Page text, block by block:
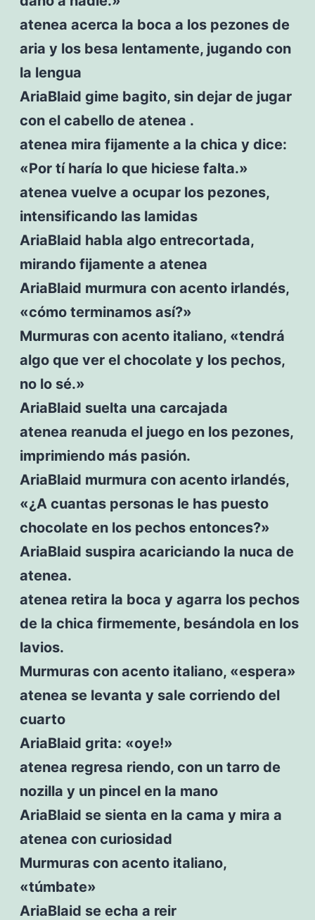
atenea acerca la boca a los pezones de
aria y los besa lentamente, jugando con
la lengua
AriaBlaid gime bagito, sin dejar de jugar
con el cabello de atenea .
atenea mira fijamente a la chica y dice:
«Por tí haría lo que hiciese falta.»
atenea vuelve a ocupar los pezones,
intensificando las lamidas
AriaBlaid habla algo entrecortada,
mirando fijamente a atenea
AriaBlaid murmura con acento irlandés,
«cómo terminamos así?»
Murmuras con acento italiano, «tendrá
algo que ver el chocolate y los pechos,
no lo sé.»
AriaBlaid suelta una carcajada
atenea reanuda el juego en los pezones,
imprimiendo más pasión.
AriaBlaid murmura con acento irlandés,
«¿A cuantas personas le has puesto
chocolate en los pechos entonces?»
AriaBlaid suspira acariciando la nuca de
atenea.
atenea retira la boca y agarra los pechos
de la chica firmemente, besándola en los
lavios.
Murmuras con acento italiano, «espera»
atenea se levanta y sale corriendo del
cuarto
AriaBlaid grita: «oye!»
atenea regresa riendo, con un tarro de
nozilla y un pincel en la mano
AriaBlaid se sienta en la cama y mira a
atenea con curiosidad
Murmuras con acento italiano,
«túmbate»
AriaBlaid se echa a reir